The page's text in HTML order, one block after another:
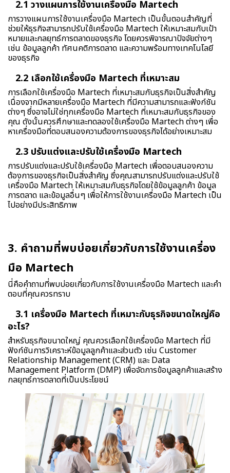
2.1 วางแผนการใช้งานเครื่องมือ Martech
การวางแผนการใช้งานเครื่องมือ Martech เป็นขั้นตอนสำคัญที่
ช่วยให้ธุรกิจสามารถปรับใช้เครื่องมือ Martech ให้เหมาะสมกับเป้า
หมายและกลยุทธ์การตลาดของธุรกิจ โดยควรพิจารณาปัจจัยต่างๆ
เช่น ข้อมูลลูกค้า ทัศนคติการตลาด และความพร้อมทางเทคโนโลยี
ของธุรกิจ
2.2 เลือกใช้เครื่องมือ Martech ที่เหมาะสม
การเลือกใช้เครื่องมือ Martech ที่เหมาะสมกับธุรกิจเป็นสิ่งสำคัญ
เนื่องจากมีหลายเครื่องมือ Martech ที่มีความสามารถและฟังก์ชัน
ต่างๆ ซึ่งอาจไม่ใช่ทุกเครื่องมือ Martech ที่เหมาะสมกับธุรกิจของ
คุณ ดังนั้นควรศึกษาและทดลองใช้เครื่องมือ Martech ต่างๆ เพื่อ
หาเครื่องมือที่ตอบสนองความต้องการของธุรกิจได้อย่างเหมาะสม
2.3 ปรับแต่งและปรับใช้เครื่องมือ Martech
การปรับแต่งและปรับใช้เครื่องมือ Martech เพื่อตอบสนองความ
ต้องการของธุรกิจเป็นสิ่งสำคัญ ซึ่งคุณสามารถปรับแต่งและปรับใช้
เครื่องมือ Martech ให้เหมาะสมกับธุรกิจโดยใช้ข้อมูลลูกค้า ข้อมูล
การตลาด และข้อมูลอื่นๆ เพื่อให้การใช้งานเครื่องมือ Martech เป็น
ไปอย่างมีประสิทธิภาพ
3. คำถามที่พบบ่อยเกี่ยวกับการใช้งานเครื่อง
มือ Martech
นี่คือคำถามที่พบบ่อยเกี่ยวกับการใช้งานเครื่องมือ Martech และคำ
ตอบที่คุณควรทราบ
3.1 เครื่องมือ Martech ที่เหมาะกับธุรกิจขนาดใหญ่คือ
อะไร?
สำหรับธุรกิจขนาดใหญ่ คุณควรเลือกใช้เครื่องมือ Martech ที่มี
ฟังก์ชันการวิเคราะห์ข้อมูลลูกค้าและส่วนตัว เช่น Customer
Relationship Management (CRM) และ Data
Management Platform (DMP) เพื่อจัดการข้อมูลลูกค้าและสร้าง
กลยุทธ์การตลาดที่เป็นประโยชน์